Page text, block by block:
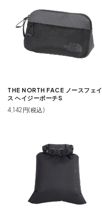
THE NORTH FACE ノースフェイ
ス ヘイジーポーチS
4,142円(税込)